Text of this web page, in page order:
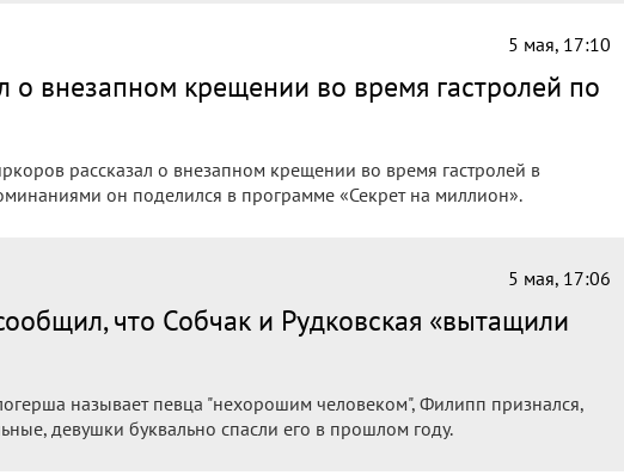
5 мая, 17:10
о внезапном крещении во время гастролей по
рассказал о внезапном крещении во время гастролей в
он поделился в программе «Секрет на миллион».
5 мая, 17:06
что Собчак и Рудковская «вытащили
называет певца "нехорошим человеком", Филипп признался,
девушки буквально спасли его в прошлом году.